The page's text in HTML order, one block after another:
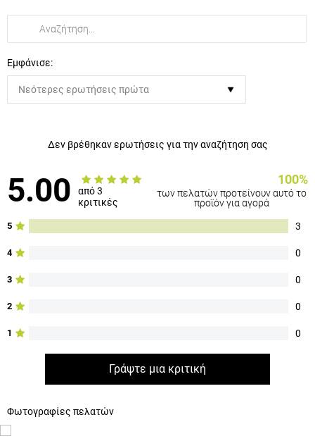
Εμφάνισε:
Δεν βρέθηκαν ερωτήσεις για την αναζήτηση σας
5.00 από 3 κριτικές
100%
των πελατών προτείνουν αυτό το
προϊόν για αγορά
5 3
4 0
3 0
2 0
1 0
Γράψτε μια κριτική
Φωτογραφίες πελατών